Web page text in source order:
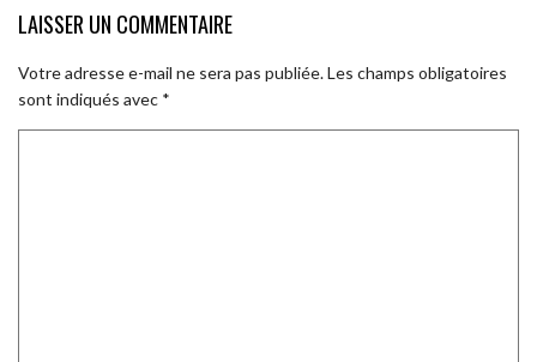
LAISSER UN COMMENTAIRE
Votre adresse e-mail ne sera pas publiée.Les champs obligatoires
sont indiqués avec *